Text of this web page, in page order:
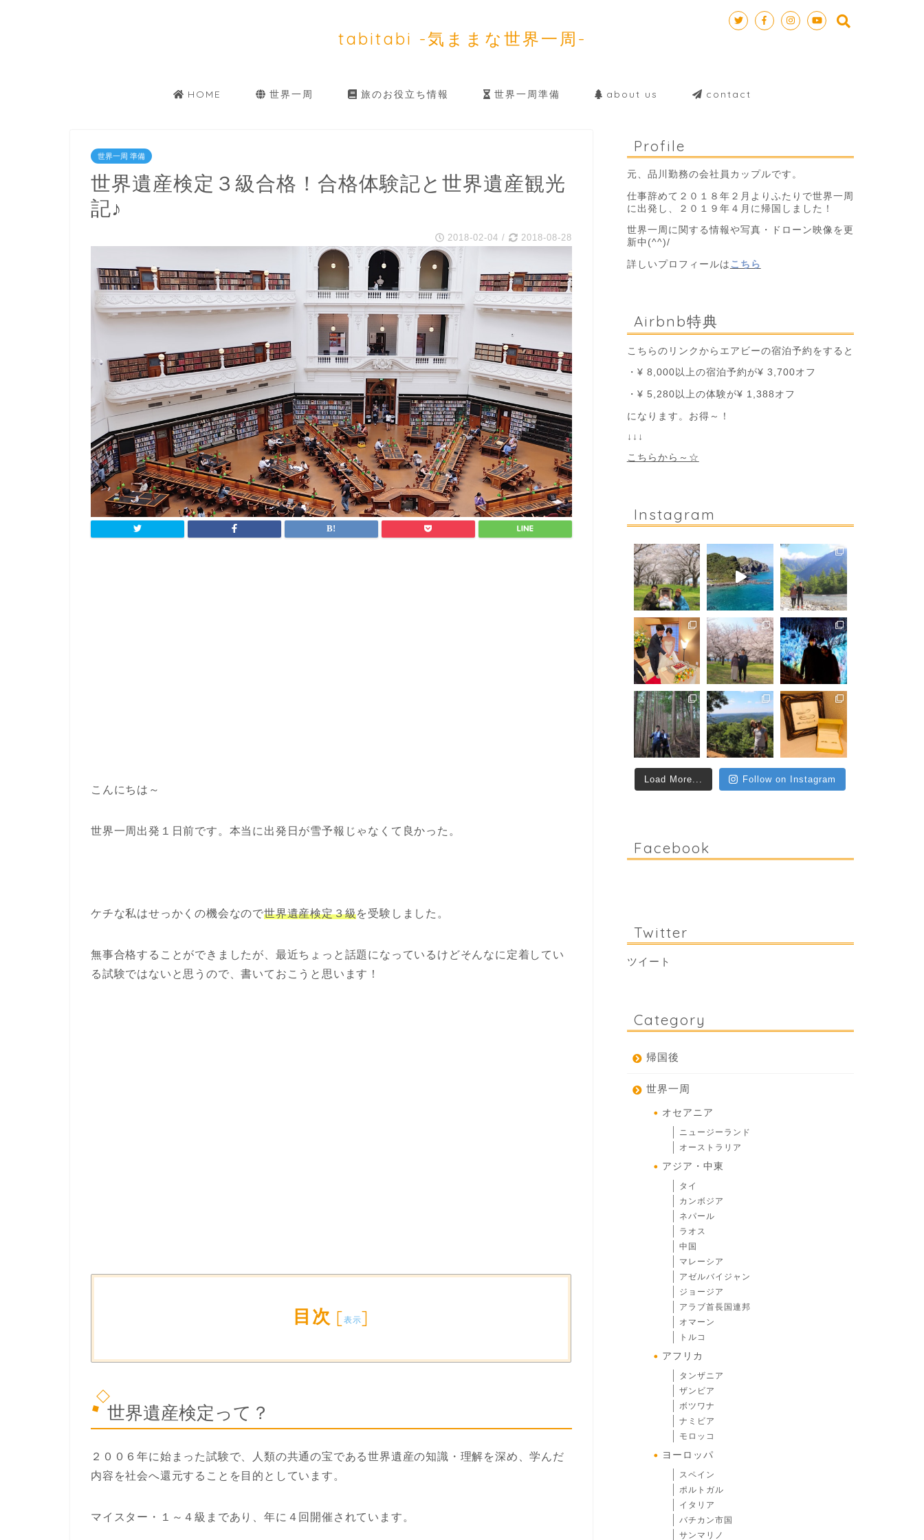
tabitabi -気ままな世界一周-
HOME 世界一周 旅のお役立ち情報 世界一周準備 about us contact
世界一周 準備
世界遺産検定３級合格！合格体験記と世界遺産観光
記♪
2018-02-04 / 2018-08-28
こんにちは～
世界一周出発１日前です。本当に出発日が雪予報じゃなくて良かった。
ケチな私はせっかくの機会なので世界遺産検定３級を受験しました。
無事合格することができましたが、最近ちょっと話題になっているけどそんなに定着してい
る試験ではないと思うので、書いておこうと思います！
目次 [表示]
世界遺産検定って？
２００６年に始まった試験で、人類の共通の宝である世界遺産の知識・理解を深め、学んだ
内容を社会へ還元することを目的としています。
マイスター・１～４級まであり、年に４回開催されています。
Profile
元、品川勤務の会社員カップルです。
仕事辞めて２０１８年２月よりふたりで世界一周
に出発し、２０１９年４月に帰国しました！
世界一周に関する情報や写真・ドローン映像を更
新中(^^)/
詳しいプロフィールは こちら
Airbnb特典
こちらのリンクからエアビーの宿泊予約をすると
・¥ 8,000以上の宿泊予約が¥ 3,700オフ
・¥ 5,280以上の体験が¥ 1,388オフ
になります。お得～！
↓↓↓
こちらから～☆
Instagram
Load More... Follow on Instagram
Facebook
Twitter
ツイート
Category
帰国後
世界一周
オセアニア
ニュージーランド
オーストラリア
アジア・中東
タイ
カンボジア
ネパール
ラオス
中国
マレーシア
アゼルバイジャン
ジョージア
アラブ首長国連邦
オマーン
トルコ
アフリカ
タンザニア
ザンビア
ボツワナ
ナミビア
モロッコ
ヨーロッパ
スペイン
ポルトガル
イタリア
バチカン市国
サンマリノ